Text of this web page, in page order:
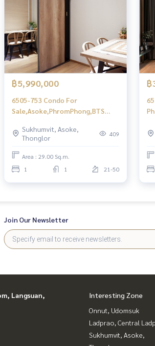
฿5,990,000
6505-753 Condo For
Sale,Asoke,PhromPhong,BTS
24),1Bed,High Floor
Sukhumvit, Asoke,
Thonglor
409
Area : 29.00 Sq.m.
1
1 21-50
฿
Join Our Newsletter
Langsuan,
Interesting Zone
Onnut, Udomsuk
Ladprao, Central
Sukhumvit, Asoke,